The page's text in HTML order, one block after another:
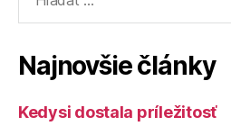
Najnovšie články
Kedysi dostala príležitosť